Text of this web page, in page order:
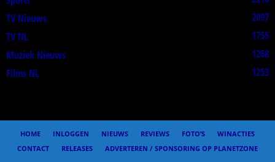
TV Nieuws
2097
TV NL
1755
Muziek Nieuws
1268
Films NL
1253
HOME INLOGGEN NIEUWS REVIEWS FOTO’S
WINACTIES
CONTACT
RELEASES
ADVERTEREN / SPONSORING OP PLANETZONE